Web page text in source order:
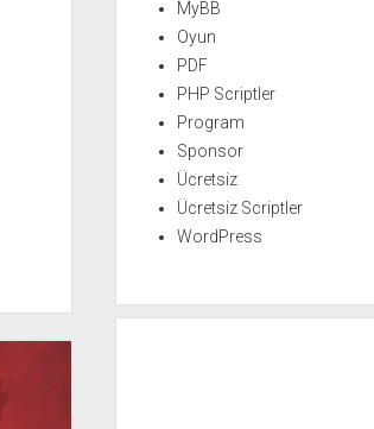
MyBB
Oyun
PDF
PHP Scriptler
Program
Sponsor
Ücretsiz
Ücretsiz Scriptler
WordPress